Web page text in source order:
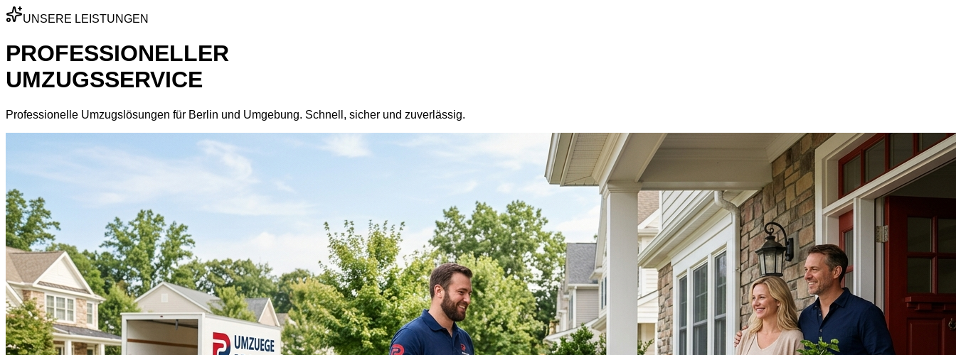
UNSERE LEISTUNGEN
PROFESSIONELLER
UMZUGSSERVICE
Professionelle Umzugslösungen für Berlin und Umgebung. Schnell, sicher und zuverlässig.